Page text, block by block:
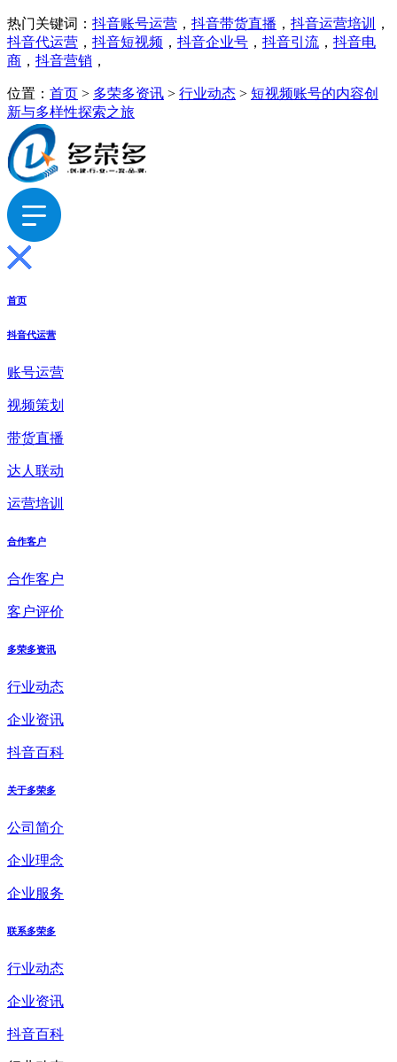
热门关键词： 抖音账号运营 ， 抖音带货直播 ， 抖音运营培训
，
抖音代运营 ， 抖音短视频 ， 抖音企业号 ， 抖音引流 ， 抖音电
商 ， 抖音营销 ，
位置： 首页 > 多荣多资讯 > 行业动态 > 短视频账号的内容创
新与多样性探索之旅
首页
抖音代运营
账号运营
视频策划
带货直播
达人联动
运营培训
合作客户
合作客户
客户评价
多荣多资讯
行业动态
企业资讯
抖音百科
关于多荣多
公司简介
企业理念
企业服务
联系多荣多
行业动态
企业资讯
抖音百科